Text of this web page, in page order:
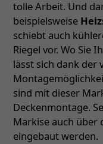
tolle Arbeit. Und
beispielsweise
schiebt auch
Riegel vor. Wo Sie
lässt sich dank der
sind mit dieser
Deckenmontage.
Markise auch über
eingebaut werden.